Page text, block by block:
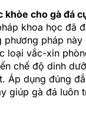
khỏe cho gà đá
khoa học đã
phương pháp
loại vắc-xin
chế độ dinh
Áp dụng đúng
giúp gà đá luôn